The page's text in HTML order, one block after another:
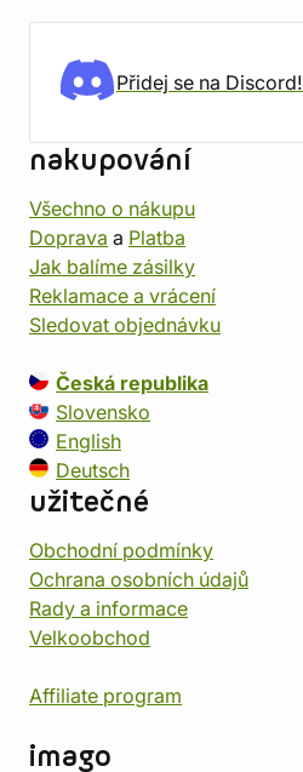
Přidej se na Discord!
nakupování
Všechno o nákupu
Doprava a Platba
Jak balíme zásilky
Reklamace a vrácení
Sledovat objednávku
Česká republika
Slovensko
English
Deutsch
užitečné
Obchodní podmínky
Ochrana osobních údajů
Rady a informace
Velkoobchod
Affiliate program
imago